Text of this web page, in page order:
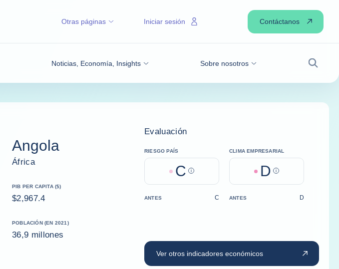
Noticias, Economía, Insights Sobre nosotros
Buscar
Otras páginas Iniciar sesión Contáctanos
Angola
África
PIB PER CAPITA ($)
$2,967.4
POBLACIÓN (EN 2021)
36,9 millones
Evaluación
RIESGO PAÍS
C Help
CLIMA EMPRESARIAL
D Help
ANTES C ANTES D
Ver otros indicadores económicos